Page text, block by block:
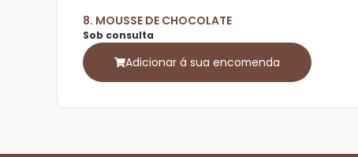
8. MOUSSE DE CHOCOLATE
Sob consulta
Adicionar á sua encomenda